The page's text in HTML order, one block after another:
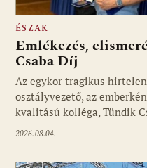
ÉSZAK
Emlékezés,
Csaba Díj
Az egykor tragikus
osztályvezető, az
kvalitású kolléga, Tündik
2026.08.04.